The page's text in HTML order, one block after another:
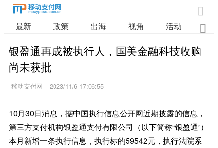

最新 政策 出海 视角 活动 业

银盈通再成被执行人，国美金融科技收购
尚未获批
移动支付网 2023/11/6 17:06:55
10月30日消息，据中国执行信息公开网近期披露的信息，
第三方支付机构银盈通支付有限公司（以下简称“银盈通”）
本月新增一条执行信息，执行标的59542元，执行法院系